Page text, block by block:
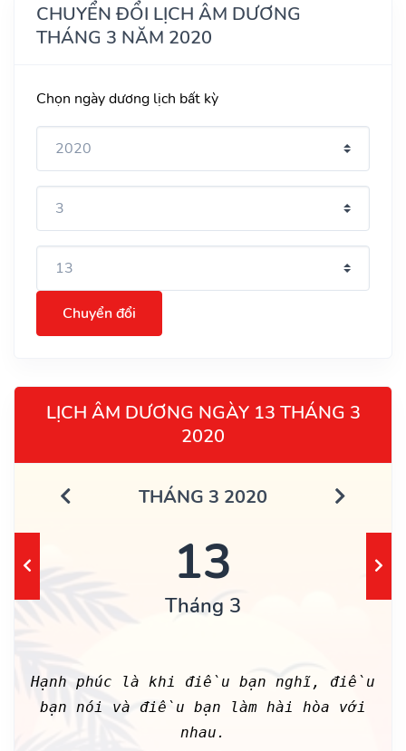
CHUYỂN ĐỔI LỊCH ÂM DƯƠNG
THÁNG 3 NĂM 2020
Chọn ngày dương lịch bất kỳ
Chuyển đổi
LỊCH ÂM DƯƠNG NGÀY 13 THÁNG 3
2020
THÁNG 3 2020
13
Tháng 3
Hạnh phúc là khi điều bạn nghĩ, điều
bạn nói và điều bạn làm hài hòa với
nhau.